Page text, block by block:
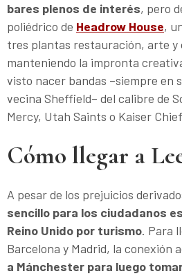
bares plenos de interés, pero
poliédrico de Headrow House,
tres plantas restauración, arte y
manteniendo la impronta
visto nacer bandas –siempre en
vecina Sheffield– del calibre de
Mercy, Utah Saints o Kaiser
Cómo llegar a
A pesar de los prejuicios
sencillo para los ciudadanos
Reino Unido por turismo. Para
Barcelona y Madrid, la conexión
a Mánchester para luego